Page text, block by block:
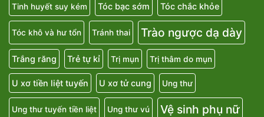
Tinh huyết suy kém Tóc bạc sớm Tóc chắc khỏe
Tóc khô và hư tổn Tránh thai Trào ngược dạ dày
Trắng răng Trẻ tự kỉ Trị mụn Trị thâm do mụn
U xơ tiền liệt tuyến U xơ tử cung Ung thư
Ung thư tuyến tiền liệt Ung thư vú Vệ sinh phụ nữ